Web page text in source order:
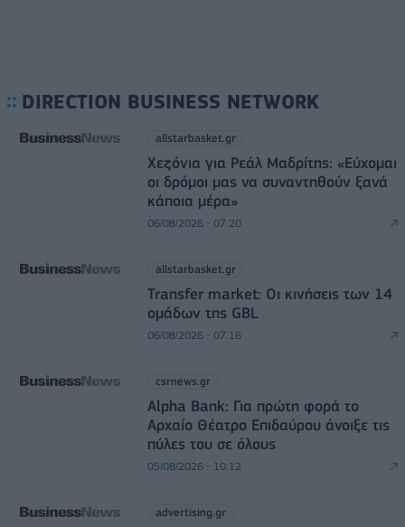
DIRECTION BUSINESS NETWORK
allstarbasket.gr
Χεζόνια για Ρεάλ Μαδρίτης: «Εύχομαι
οι δρόμοι μας να συναντηθούν ξανά
κάποια μέρα»
06/08/2026 - 07:20
allstarbasket.gr
Transfer market: Οι κινήσεις των 14
ομάδων της GBL
06/08/2026 - 07:16
csrnews.gr
Alpha Bank: Για πρώτη φορά το
Αρχαίο Θέατρο Επιδαύρου άνοιξε τις
πύλες του σε όλους
05/08/2026 - 10:12
advertising.gr